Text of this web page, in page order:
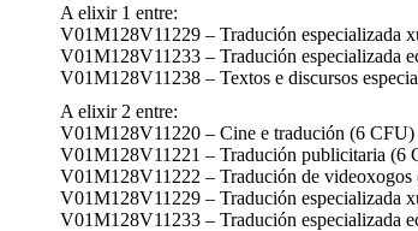
A elixir 1 entre:
V01M128V11229 – Tradución especializada
V01M128V11233 – Tradución especializada
V01M128V11238 – Textos e discursos
A elixir 2 entre:
V01M128V11220 – Cine e tradución (6 CFU)
V01M128V11221 – Tradución publicitaria (6
V01M128V11222 – Tradución de
V01M128V11229 – Tradución especializada
V01M128V11233 – Tradución especializada